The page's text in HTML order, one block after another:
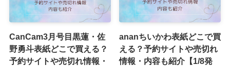
CanCam3月号目黒蓮・佐
野勇斗表紙どこで買える？
予約サイトや売切れ情報・
ananちいかわ表紙どこで買
える？予約サイトや売切れ
情報・内容も紹介【1/8発